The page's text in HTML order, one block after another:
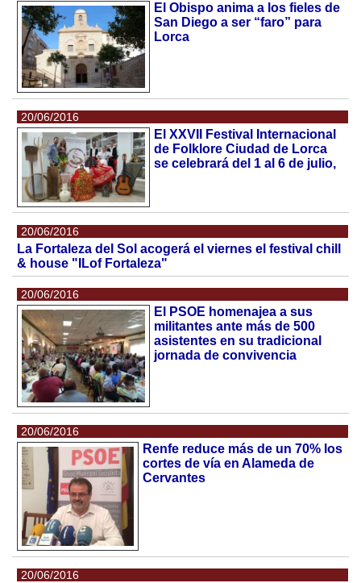
El Obispo anima a los fieles de
San Diego a ser “faro” para
Lorca
20/06/2016
El XXVII Festival Internacional
de Folklore Ciudad de Lorca
se celebrará del 1 al 6 de julio,
20/06/2016
La Fortaleza del Sol acogerá el viernes el festival chill
& house "ILof Fortaleza"
20/06/2016
El PSOE homenajea a sus
militantes ante más de 500
asistentes en su tradicional
jornada de convivencia
20/06/2016
Renfe reduce más de un 70% los
cortes de vía en Alameda de
Cervantes
20/06/2016